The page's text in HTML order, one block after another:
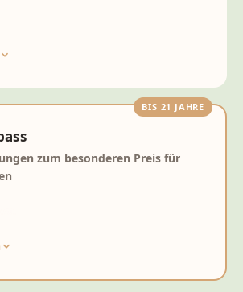
BIS 21 JAHRE
zum besonderen Preis für